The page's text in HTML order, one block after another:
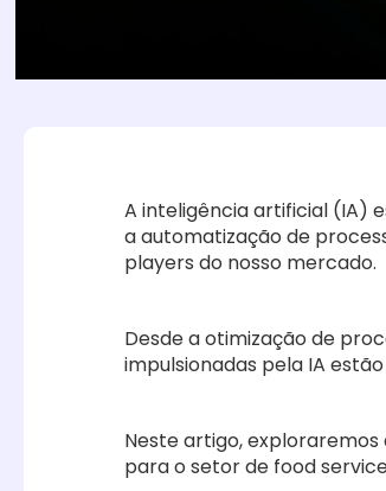
A inteligência artificial (IA)
a automatização de
players do nosso mercado.
Desde a otimização de
impulsionadas pela IA
Neste artigo,
para o setor de food